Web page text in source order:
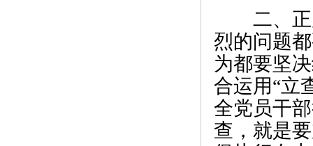
二、正
烈的问题
为都要坚
合运用“立
全党员干
查，就是